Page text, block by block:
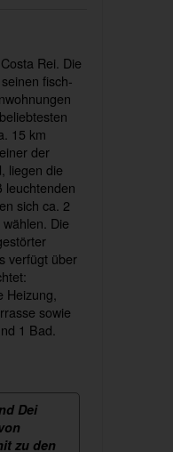
Rei. Die
fisch-
15 km
der
liegen die
leuchtenden
sich ca. 2
Die
verfügt über
Heizung,
sowie
1 Bad.
Dei
zu den